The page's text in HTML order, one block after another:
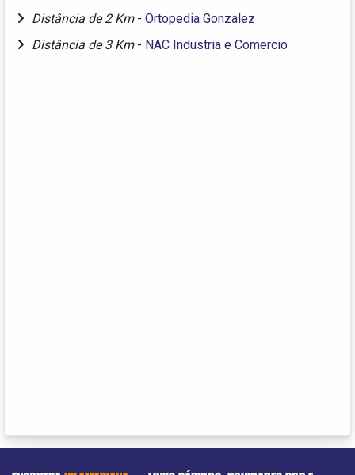
Distância de 2 Km - Ortopedia Gonzalez
Distância de 3 Km - NAC Industria e Comercio